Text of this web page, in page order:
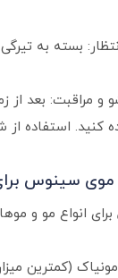
بسته به تیرگی یا روشنی و
و مراقبت: بعد از
کنید. استفاده
موی سینوس
برای انواع مو و
(کمترین